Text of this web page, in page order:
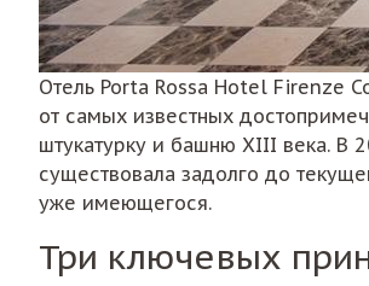
Отель Porta Rossa Hotel Firenze
от самых известных
штукатурку и башню XIII века. В
существовала задолго до
уже имеющегося.
Три ключевых